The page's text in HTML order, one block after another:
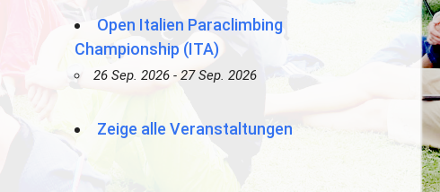
Open Italien Paraclimbing
Championship (ITA)
26 Sep. 2026 - 27 Sep. 2026
Zeige alle Veranstaltungen